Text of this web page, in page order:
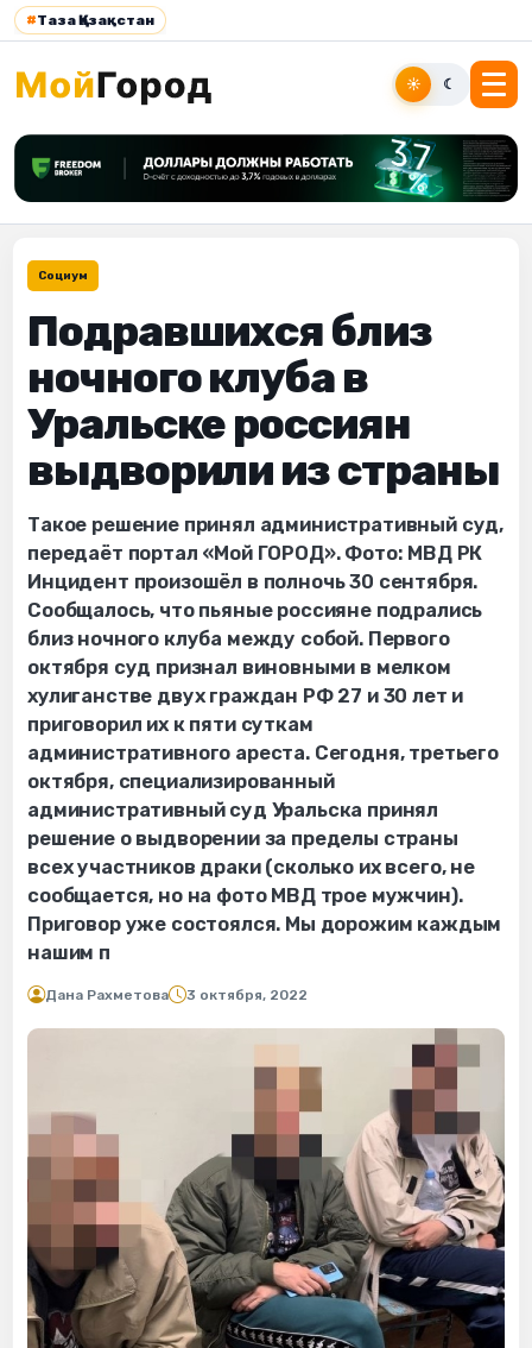
#Таза Қазақстан
☀ ☾
Социум
Подравшихся близ
ночного клуба в
Уральске россиян
выдворили из страны
Такое решение принял административный суд,
передаёт портал «Мой ГОРОД». Фото: МВД РК
Инцидент произошёл в полночь 30 сентября.
Сообщалось, что пьяные россияне подрались
близ ночного клуба между собой. Первого
октября суд признал виновными в мелком
хулиганстве двух граждан РФ 27 и 30 лет и
приговорил их к пяти суткам
административного ареста. Сегодня, третьего
октября, специализированный
административный суд Уральска принял
решение о выдворении за пределы страны
всех участников драки (сколько их всего, не
сообщается, но на фото МВД трое мужчин).
Приговор уже состоялся. Мы дорожим каждым
нашим п
Дана Рахметова 3 октября, 2022